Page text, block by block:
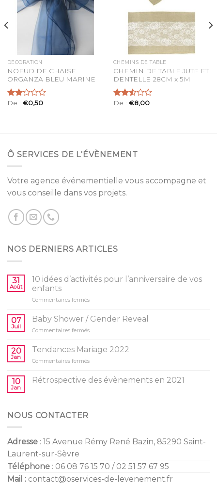
à la
liste
DÉCORATION
NOEUD DE CHAISE
ORGANZA BLEU MARINE
Note
De : €0,50
liste
d’envies
CHEMINS DE TABLE
CHEMIN DE TABLE JUTE ET
DENTELLE 28CM x 5M
Note
De : €8,00
Ô SERVICES DE L'ÉVÈNEMENT
Votre agence événementielle vous accompagne et
vous conseille dans vos projets.
NOS DERNIERS ARTICLES
31
Août
10 idées d’activités pour l’anniversaire de vos
enfants
Commentaires ferméssur
idées
d’activités
pour
de
enfants
07
Juil
Baby Shower / Gender Reveal
Commentaires ferméssur
Shower
/
Gender
20
Jan
Tendances Mariage 2022
Commentaires ferméssur
Mariage
2022
10
Jan
Rétrospective des évènements en 2021
NOUS CONTACTER
Adresse : 15 Avenue Rémy René Bazin, 85290 Saint-
Laurent-sur-Sèvre
Téléphone : 06 08 76 15 70 / 02 51 57 67 95
Mail : contact@oservices-de-levenement.fr